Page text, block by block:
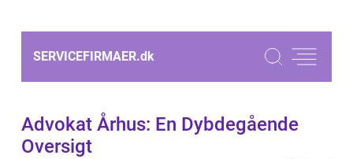
SERVICEFIRMAER.dk
Advokat Århus: En Dybdegående
Oversigt